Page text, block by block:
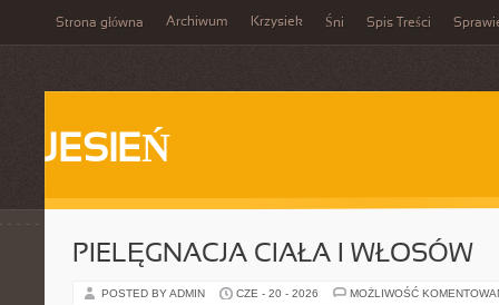
Strona główna Archiwum Krzysiek Śni Spis Treści
JESIEŃ
PIELĘGNACJA CIAŁA I WŁOSÓW
POSTED BY ADMIN CZE - 20 - 2026 MOŻLIWOŚĆ